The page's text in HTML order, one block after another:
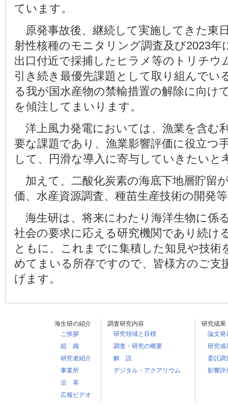
ています。
原発事故後、継続して実施してきた東
射性核種のモニタリング調査及び2023年
出口付近で採捕したヒラメ等のトリチウ
引き続き最優先課題として取り組んでい
る我が国水産物の禁輸措置の解除に向け
を傾注してまいります。
洋上風力発電においては、漁業を含む
要な課題であり、漁業影響評価に役立つ
して、円滑な導入に寄与していきたいと
加えて、二酸化炭素の海底下地層貯留
価、水産資源調査、種苗生産技術の開発
海生研は、将来にわたり海洋生物に係
社会の要求に応える研究機関であり続け
ともに、これまでに集積した知見や技術
めてまいる所存ですので、皆様方のご支
げます。
海生研の紹介 調査研究内容
研究成果
ご挨拶
研究領域と目標
論文発
組 織
調査・研究の概要
研究成
研究者紹介
解 説
委託調
事業所
デジタル・アクアリウム
影響評
沿 革
広報ビデオ